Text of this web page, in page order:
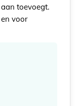
toevoegt.
voor